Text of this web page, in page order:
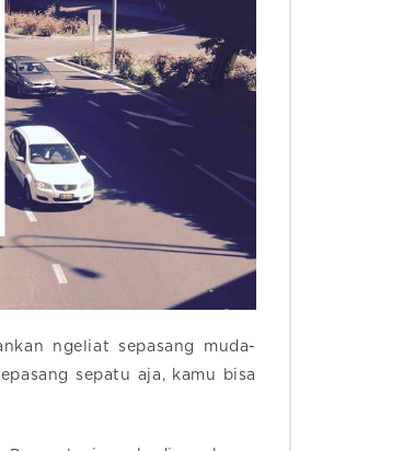
ngeliat sepasang muda-
sepatu aja, kamu bisa